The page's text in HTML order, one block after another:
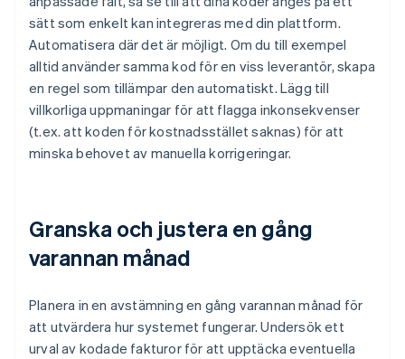
sätt som enkelt kan integreras med din plattform.
Automatisera där det är möjligt. Om du till exempel
alltid använder samma kod för en viss leverantör, skapa
en regel som tillämpar den automatiskt. Lägg till
villkorliga uppmaningar för att flagga inkonsekvenser
(t.ex. att koden för kostnadsstället saknas) för att
minska behovet av manuella korrigeringar.
Granska och justera en gång
varannan månad
Planera in en avstämning en gång varannan månad för
att utvärdera hur systemet fungerar. Undersök ett
urval av kodade fakturor för att upptäcka eventuella